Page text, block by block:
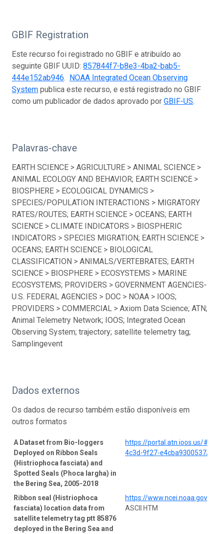
GBIF Registration
Este recurso foi registrado no GBIF e atribuído ao
seguinte GBIF UUID: 857844f7-b8e3-4ba2-bab5-
444e152ab946. NOAA Integrated Ocean Observing
System publica este recurso, e está registrado no GBIF
como um publicador de dados aprovado por GBIF-US.
Palavras-chave
EARTH SCIENCE > AGRICULTURE > ANIMAL SCIENCE >
ANIMAL ECOLOGY AND BEHAVIOR; EARTH SCIENCE >
BIOSPHERE > ECOLOGICAL DYNAMICS >
SPECIES/POPULATION INTERACTIONS > MIGRATORY
RATES/ROUTES; EARTH SCIENCE > OCEANS; EARTH
SCIENCE > CLIMATE INDICATORS > BIOSPHERIC
INDICATORS > SPECIES MIGRATION; EARTH SCIENCE >
OCEANS; EARTH SCIENCE > BIOLOGICAL
CLASSIFICATION > ANIMALS/VERTEBRATES; EARTH
SCIENCE > BIOSPHERE > ECOSYSTEMS > MARINE
ECOSYSTEMS; PROVIDERS > GOVERNMENT AGENCIES-
U.S. FEDERAL AGENCIES > DOC > NOAA > IOOS;
PROVIDERS > COMMERCIAL > Axiom Data Science; ATN;
Animal Telemetry Network; IOOS; Integrated Ocean
Observing System; trajectory; satellite telemetry tag;
Samplingevent
Dados externos
Os dados de recurso também estão disponíveis em
outros formatos
A Dataset from Bio-loggers
Deployed on Ribbon Seals
(Histriophoca fasciata) and
Spotted Seals (Phoca largha) in
the Bering Sea, 2005-2018
https://portal.atn.ioos.us/
4c3d-9f27-e4cba9300537/
Ribbon seal (Histriophoca
fasciata) location data from
satellite telemetry tag ptt 85876
deployed in the Bering Sea and
https://www.ncei.noaa.gov/
ASCII HTM